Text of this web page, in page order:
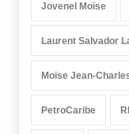
Jovenel Moïse
Laurent Salvador
Moïse Jean-
PetroCaribe